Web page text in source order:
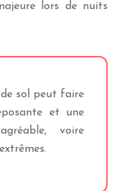
lors de nuits
de sol peut faire
et une
voire